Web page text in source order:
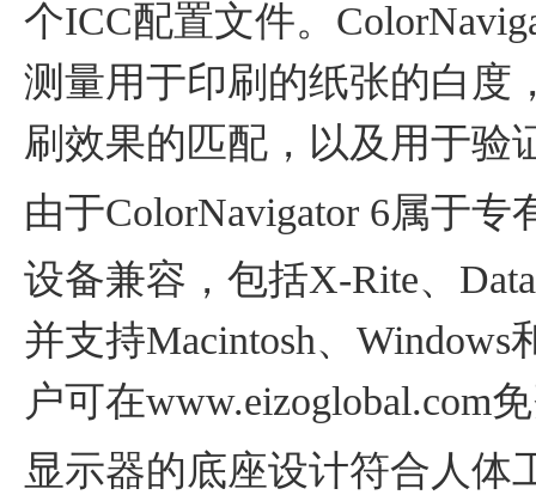
个ICC配置文件。
测量用于印刷的纸张的白度
刷效果的匹配，以及用于验
由于ColorNavigator 6属于
设备兼容，包括X-Rite、
并支持Macintosh、
户可在www.eizoglobal.com
显示器的底座设计符合人体